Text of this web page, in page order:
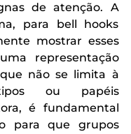
de atenção. A
para bell hooks
mostrar esses
representação
não se limita à
ou papéis
é fundamental
para que grupos